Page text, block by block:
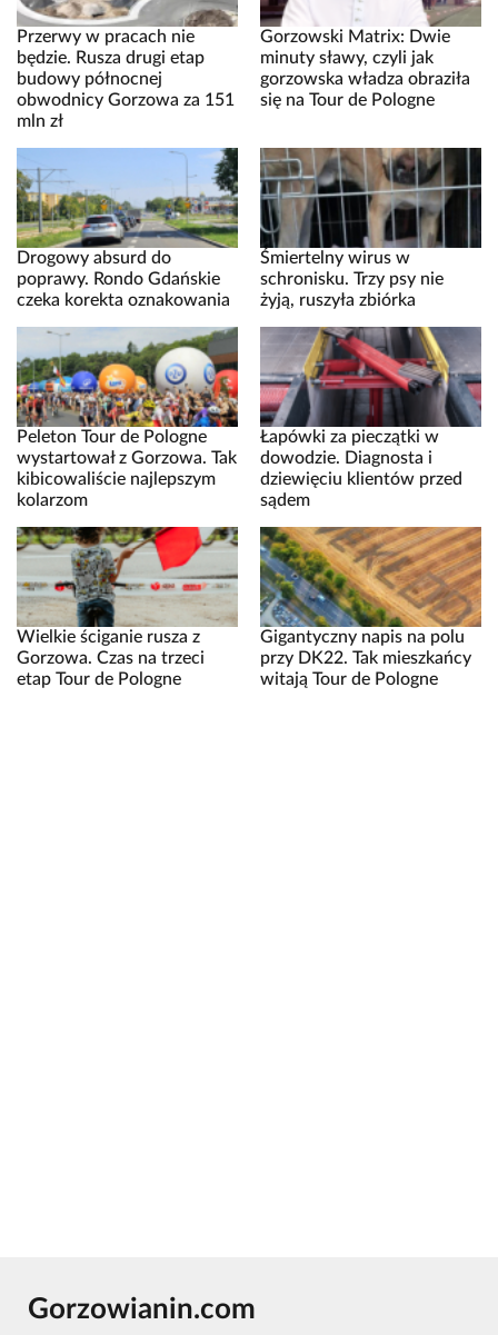
Przerwy w pracach nie
będzie. Rusza drugi etap
budowy północnej
obwodnicy Gorzowa za 151
mln zł
Gorzowski Matrix: Dwie
minuty sławy, czyli jak
gorzowska władza obraziła
się na Tour de Pologne
Drogowy absurd do
poprawy. Rondo Gdańskie
czeka korekta oznakowania
Śmiertelny wirus w
schronisku. Trzy psy nie
żyją, ruszyła zbiórka
Peleton Tour de Pologne
wystartował z Gorzowa. Tak
kibicowaliście najlepszym
kolarzom
Łapówki za pieczątki w
dowodzie. Diagnosta i
dziewięciu klientów przed
sądem
Wielkie ściganie rusza z
Gorzowa. Czas na trzeci
etap Tour de Pologne
Gigantyczny napis na polu
przy DK22. Tak mieszkańcy
witają Tour de Pologne
Gorzowianin.com